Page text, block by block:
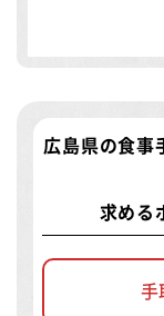
広島県の食事
求める
手